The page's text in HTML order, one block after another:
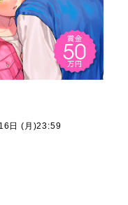
日 (月)23:59